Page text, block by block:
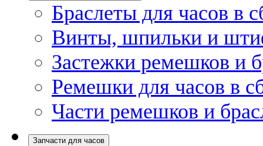
Браслеты для часов в
Винты, шпильки и
Застежки ремешков и
Ремешки для часов в
Части ремешков и
Запчасти для часов